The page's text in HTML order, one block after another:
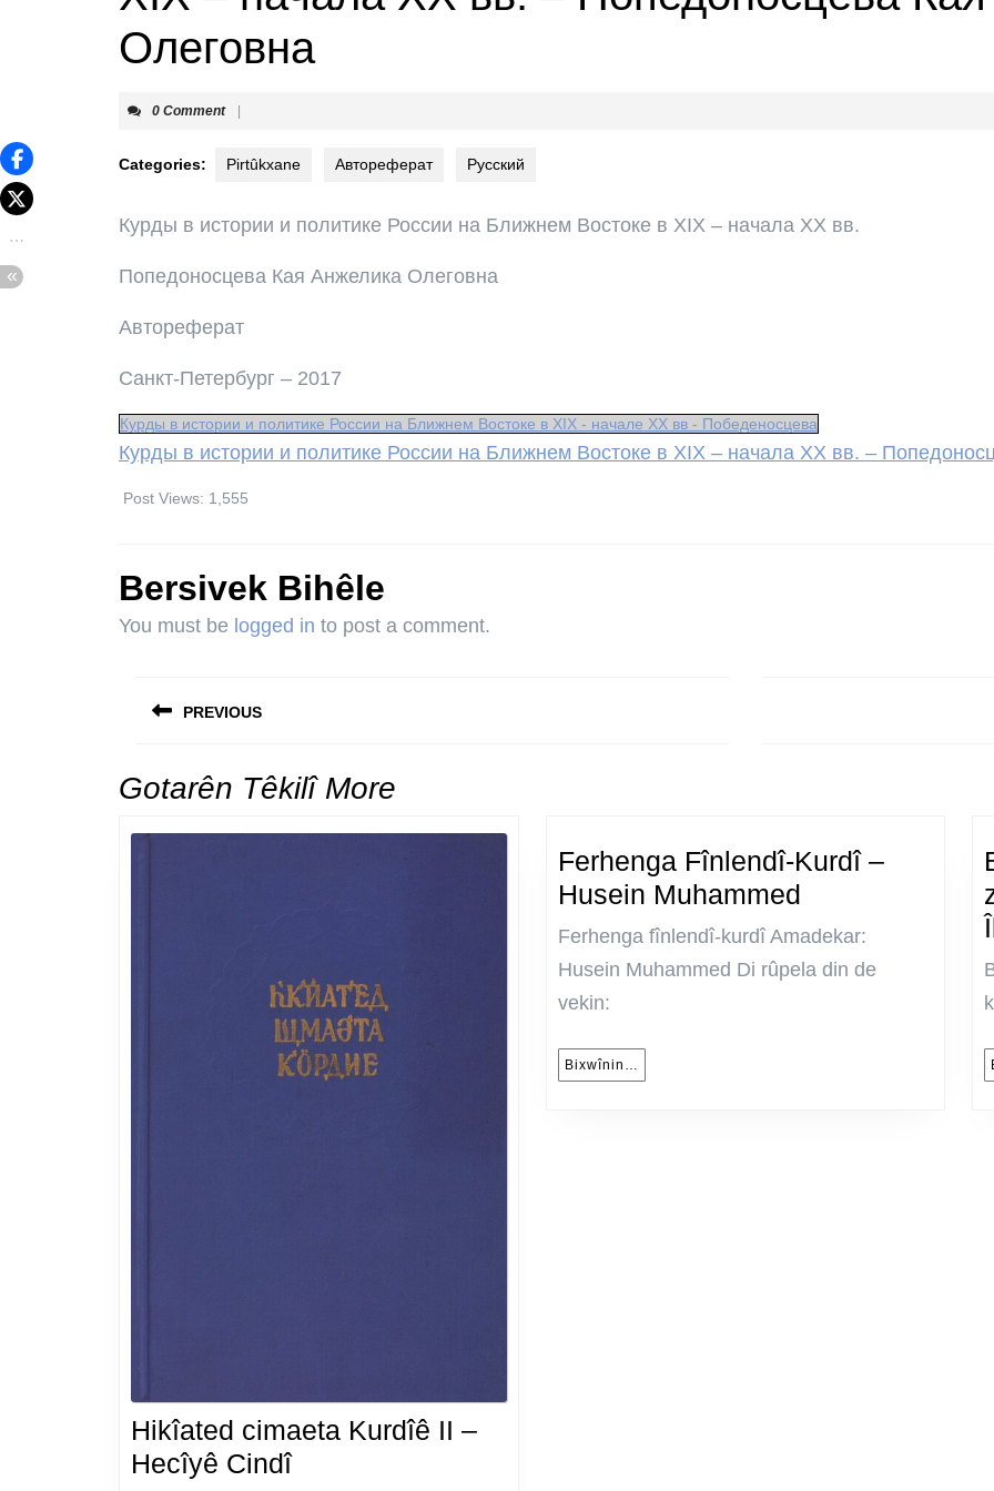
Олеговна
0 Comment
Categories: Pirtûkxane Автореферат Русский
Курды в истории и политике России на Ближнем Востоке в XIX – начала XX вв.
Попедоносцева Кая Анжелика Олеговна
Автореферат
Санкт-Петербург – 2017
Курды в истории и политике России на Ближнем Востоке в XIX - начале XX вв - Победеносцева
Курды в истории и политике России на Ближнем Востоке в XIX – начала XX вв. –
Post Views: 1,555
Bersivek Bihêle
You must be logged in to post a comment.
navigation
PREVIOUS
post:
Gotarên Têkilî More
Hikîated cimaeta Kurdîê II –
Hecîyê CindîHikîated
Ferhenga Fînlendî-Kurdî –
Husein MuhammedFerhenga
Fînlendî-
Kurdî
Ferhenga fînlendî-kurdî Amadekar:
Husein Muhammed Di rûpela din de
vekin:
Bixwînin…